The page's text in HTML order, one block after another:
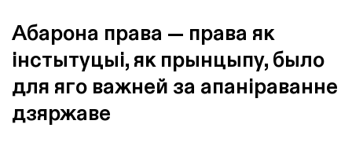
Абарона права — права як
інстытуцыі, як прынцыпу, было
для яго важней за апаніраванне
дзяржаве